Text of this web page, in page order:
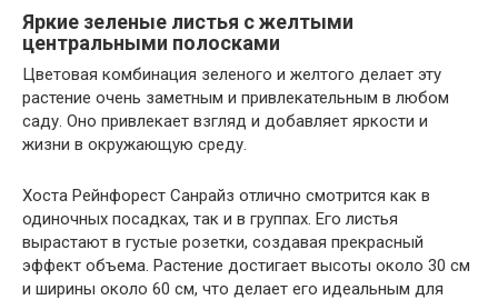
Яркие зеленые листья с желтыми
центральными полосками
Цветовая комбинация зеленого и желтого делает эту
растение очень заметным и привлекательным в любом
саду. Оно привлекает взгляд и добавляет яркости и
жизни в окружающую среду.
Хоста Рейнфорест Санрайз отлично смотрится как в
одиночных посадках, так и в группах. Его листья
вырастают в густые розетки, создавая прекрасный
эффект объема. Растение достигает высоты около 30 см
и ширины около 60 см, что делает его идеальным для